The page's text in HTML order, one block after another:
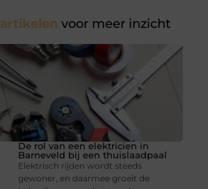
artikelen voor meer inzicht
De rol van een elektricien in
Barneveld bij een thuislaadpaal
Elektrisch rijden wordt steeds
gewoner, en daarmee groeit de